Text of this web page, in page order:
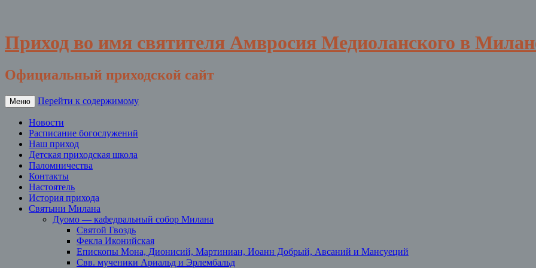
Приход во имя святителя Амвросия Медиоланского в
Официальный приходской сайт
Меню Перейти к содержимому
Новости
Расписание богослужений
Наш приход
Детская приходская школа
Паломничества
Контакты
Настоятель
История прихода
Святыни Милана
Дуомо — кафедральный собор Милана
Святой Гвоздь
Фекла Иконийская
Епископы Мона, Дионисий, Мартиниан, Иоанн Добрый, Авсаний и Мансуеций
Свв. мученики Ариальд и Эрлембальд